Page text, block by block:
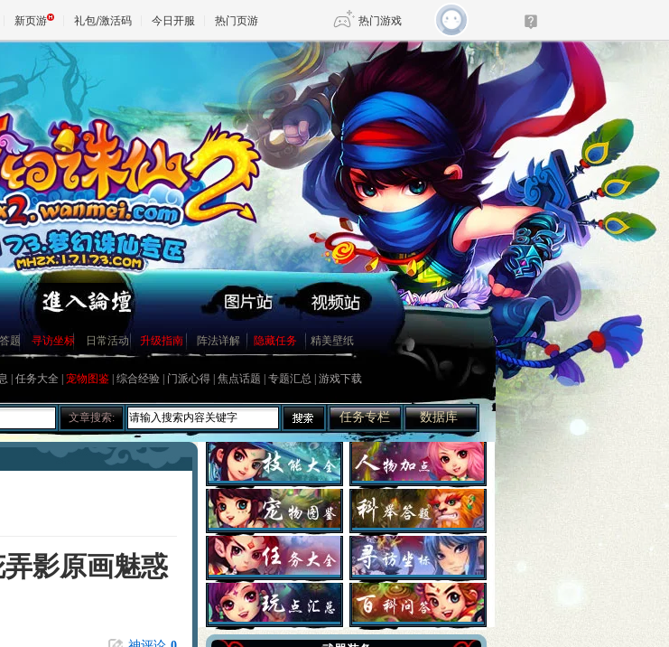
新页游 礼包/激活码 今日开服 热门页游 热门游戏
魔兽 DNF 传奇4
天堂 剑网3旗舰版 新天龙八部
王权与自由 诛仙世界 新仙侠5
题 寻访坐标 日常活动 升级指南 阵法详解 隐藏任务 精美壁纸
任务大全 宠物图鉴 综合经验 门派心得 焦点话题 专题汇总 游戏下载
新]
要
不商
帖
文章搜索: 任务专栏 数据库
影原画魅惑